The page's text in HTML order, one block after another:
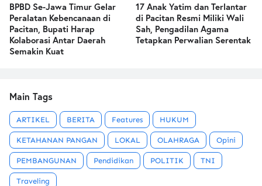
BPBD Se-Jawa Timur Gelar
Peralatan Kebencanaan di
Pacitan, Bupati Harap
Kolaborasi Antar Daerah
Semakin Kuat
17 Anak Yatim dan Terlantar
di Pacitan Resmi Miliki Wali
Sah, Pengadilan Agama
Tetapkan Perwalian Serentak
Main Tags
ARTIKEL BERITA Features HUKUM
KETAHANAN PANGAN LOKAL OLAHRAGA Opini
PEMBANGUNAN Pendidikan POLITIK TNI
Traveling